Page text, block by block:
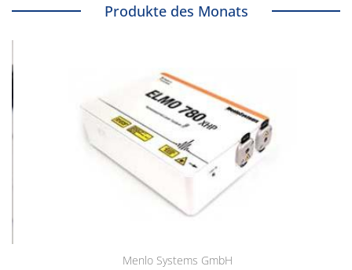
Produkte des Monats
Menlo Systems GmbH